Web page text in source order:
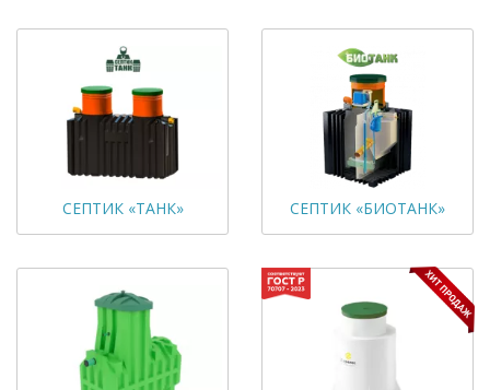
СЕПТИК «ТАНК» СЕПТИК «БИОТАНК»